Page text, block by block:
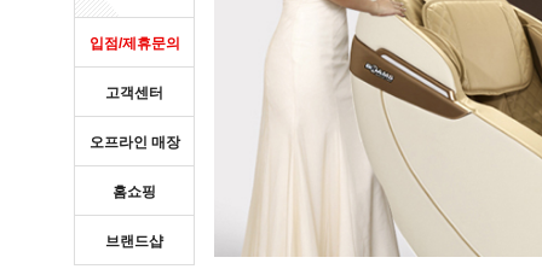
입점/제휴문의
고객센터
오프라인 매장
홈쇼핑
브랜드샵